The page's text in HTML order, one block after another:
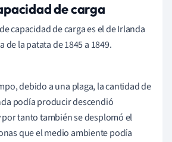
de carga
capacidad de carga es el de Irlanda
la patata de 1845 a 1849.
debido a una plaga, la cantidad de
podía producir descendió
tanto también se desplomó el
que el medio ambiente podía